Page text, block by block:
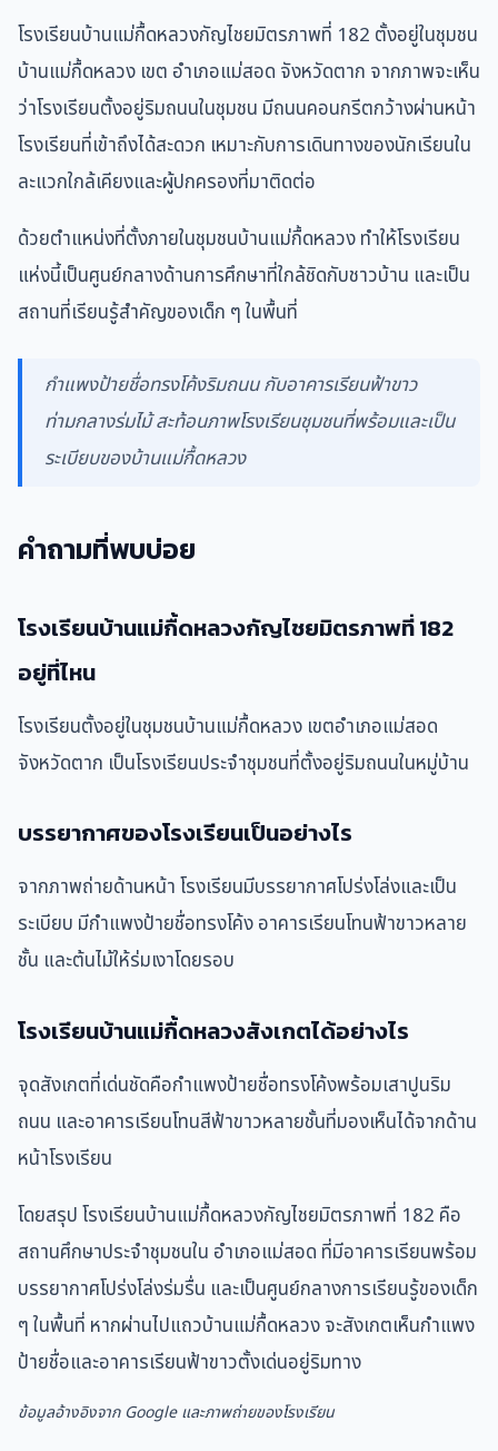
โรงเรียนบ้านแม่กื้ดหลวงกัญไชยมิตรภาพที่ 182 ตั้งอยู่ในชุมชน
บ้านแม่กื้ดหลวง เขต อำเภอแม่สอด จังหวัดตาก จากภาพจะเห็น
ว่าโรงเรียนตั้งอยู่ริมถนนในชุมชน มีถนนคอนกรีตกว้างผ่านหน้า
โรงเรียนที่เข้าถึงได้สะดวก เหมาะกับการเดินทางของนักเรียนใน
ละแวกใกล้เคียงและผู้ปกครองที่มาติดต่อ
ด้วยตำแหน่งที่ตั้งภายในชุมชนบ้านแม่กื้ดหลวง ทำให้โรงเรียน
แห่งนี้เป็นศูนย์กลางด้านการศึกษาที่ใกล้ชิดกับชาวบ้าน และเป็น
สถานที่เรียนรู้สำคัญของเด็ก ๆ ในพื้นที่
กำแพงป้ายชื่อทรงโค้งริมถนน กับอาคารเรียนฟ้าขาว
ท่ามกลางร่มไม้ สะท้อนภาพโรงเรียนชุมชนที่พร้อมและเป็น
ระเบียบของบ้านแม่กื้ดหลวง
คำถามที่พบบ่อย
โรงเรียนบ้านแม่กื้ดหลวงกัญไชยมิตรภาพที่ 182
อยู่ที่ไหน
โรงเรียนตั้งอยู่ในชุมชนบ้านแม่กื้ดหลวง เขตอำเภอแม่สอด
จังหวัดตาก เป็นโรงเรียนประจำชุมชนที่ตั้งอยู่ริมถนนในหมู่บ้าน
บรรยากาศของโรงเรียนเป็นอย่างไร
จากภาพถ่ายด้านหน้า โรงเรียนมีบรรยากาศโปร่งโล่งและเป็น
ระเบียบ มีกำแพงป้ายชื่อทรงโค้ง อาคารเรียนโทนฟ้าขาวหลาย
ชั้น และต้นไม้ให้ร่มเงาโดยรอบ
โรงเรียนบ้านแม่กื้ดหลวงสังเกตได้อย่างไร
จุดสังเกตที่เด่นชัดคือกำแพงป้ายชื่อทรงโค้งพร้อมเสาปูนริม
ถนน และอาคารเรียนโทนสีฟ้าขาวหลายชั้นที่มองเห็นได้จากด้าน
หน้าโรงเรียน
โดยสรุป โรงเรียนบ้านแม่กื้ดหลวงกัญไชยมิตรภาพที่ 182 คือ
สถานศึกษาประจำชุมชนใน อำเภอแม่สอด ที่มีอาคารเรียนพร้อม
บรรยากาศโปร่งโล่งร่มรื่น และเป็นศูนย์กลางการเรียนรู้ของเด็ก
ๆ ในพื้นที่ หากผ่านไปแถวบ้านแม่กื้ดหลวง จะสังเกตเห็นกำแพง
ป้ายชื่อและอาคารเรียนฟ้าขาวตั้งเด่นอยู่ริมทาง
ข้อมูลอ้างอิงจาก Google และภาพถ่ายของโรงเรียน